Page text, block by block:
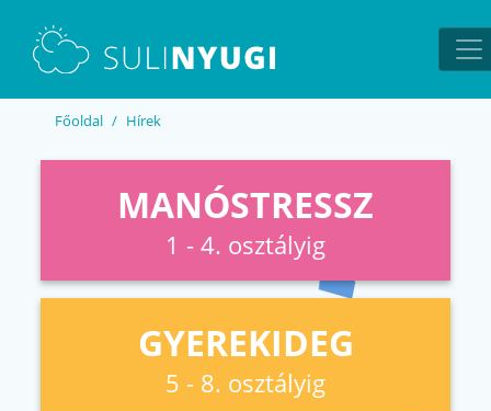
Főoldal Hírek
MANÓSTRESSZ
1 - 4. osztályig
GYEREKIDEG
5 - 8. osztályig